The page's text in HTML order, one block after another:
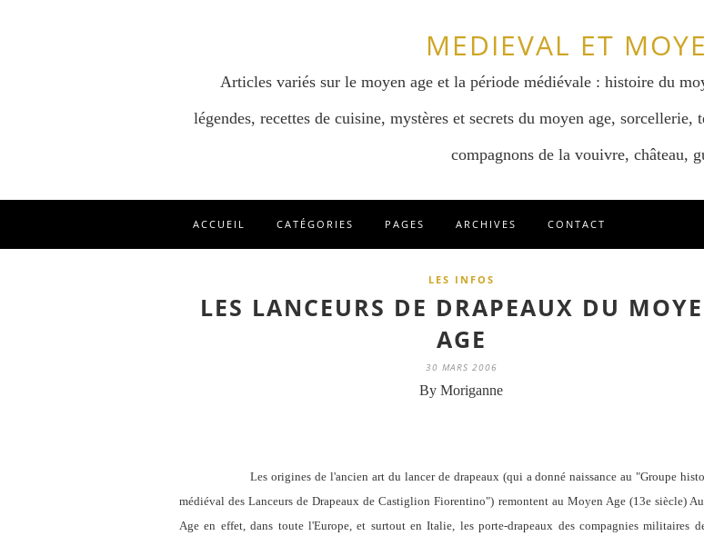
MEDIEVAL ET
Articles variés sur le moyen age et la période médiévale : histoire du
légendes, recettes de cuisine, mystères et secrets du moyen age,
compagnons de la vouivre, château,
ACCUEIL CATÉGORIES PAGES ARCHIVES CONTACT
LES INFOS
LES LANCEURS DE DRAPEAUX DU
AGE
30 MARS 2006
By Moriganne
Les origines de l'ancien art du lancer de drapeaux (qui a donné naissance au "Groupe
médiéval des Lanceurs de Drapeaux de Castiglion Fiorentino") remontent au Moyen Age (13e siècle)
Age en effet, dans toute l'Europe, et surtout en Italie, les porte-drapeaux des compagnies militaires